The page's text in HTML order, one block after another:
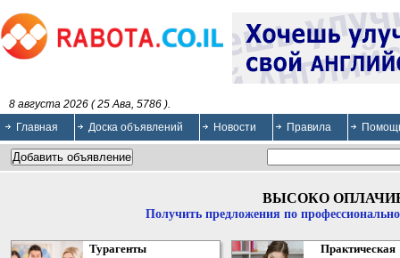
8 августа 2026 ( 25 Ава, 5786 ).
Главная
Доска объявлений Новости Правила
ВЫСОКО
Получить предложения по
Турагенты
Практическая